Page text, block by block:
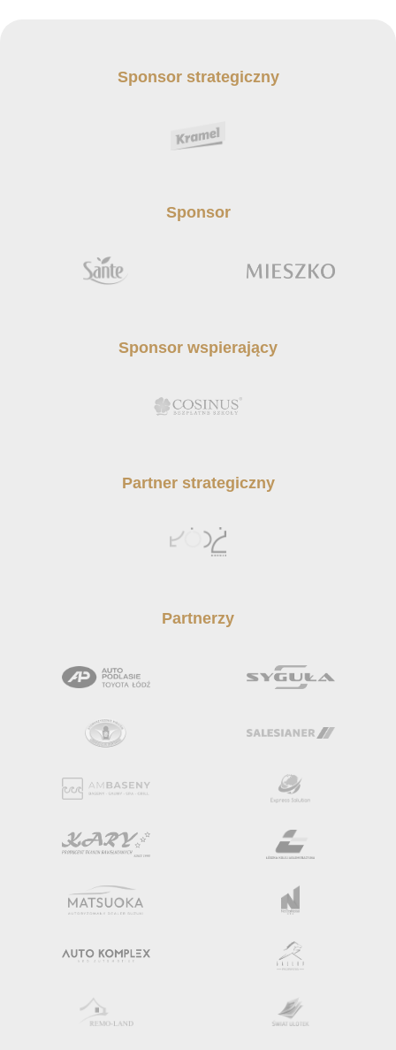
Sponsor strategiczny
Sponsor
Sponsor wspierający
Partner strategiczny
Partnerzy